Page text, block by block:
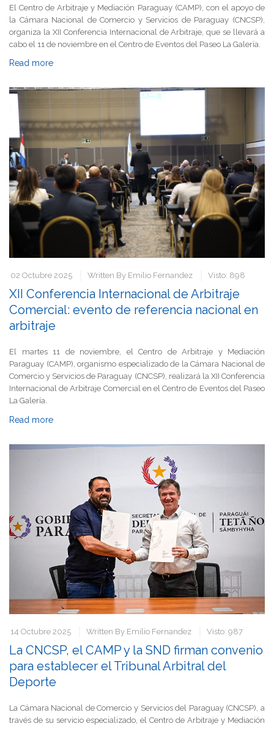
El Centro de Arbitraje y Mediación Paraguay (CAMP), con el apoyo de
la Cámara Nacional de Comercio y Servicios de Paraguay (CNCSP),
organiza la XII Conferencia Internacional de Arbitraje, que se llevará a
cabo el 11 de noviembre en el Centro de Eventos del Paseo La Galería.
Read more
02 Octubre 2025 Written By Emilio Fernandez Visto: 898
XII Conferencia Internacional de Arbitraje
Comercial: evento de referencia nacional en
arbitraje
El martes 11 de noviembre, el Centro de Arbitraje y Mediación
Paraguay (CAMP), organismo especializado de la Cámara Nacional de
Comercio y Servicios de Paraguay (CNCSP), realizará la XII Conferencia
Internacional de Arbitraje Comercial en el Centro de Eventos del Paseo
La Galería.
Read more
14 Octubre 2025 Written By Emilio Fernandez Visto: 987
La CNCSP, el CAMP y la SND firman convenio
para establecer el Tribunal Arbitral del
Deporte
La Cámara Nacional de Comercio y Servicios del Paraguay (CNCSP), a
través de su servicio especializado, el Centro de Arbitraje y Mediación